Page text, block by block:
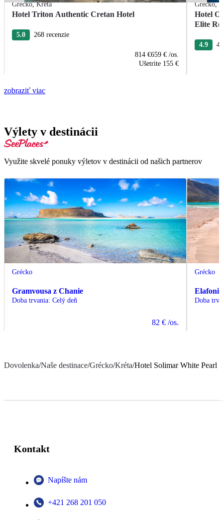
Grécko,Kréta
Hotel Triton Authentic Cretan Hotel
5.0 268 recenzie
814 €659 € /os.
Ušetrite 155 €
Grécko,
Hotel
Elite
4.9
zobraziť viac
Výlety v destinácii
Využite skvelé ponuky výletov v destinácii od našich partnerov
Grécko
Gramvousa z Chanie
Doba trvania: Celý deň
82 € /os.
Grécko
Doba
Dovolenka/Naše destinace/Grécko/Kréta/Hotel Solimar White Pearl
Kontakt
Napíšte nám
+421 268 201 050